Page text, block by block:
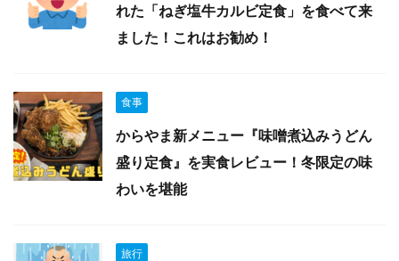
れた「ねぎ塩牛カルビ定食」を食べて来
ました！これはお勧め！
食事
からやま新メニュー『味噌煮込みうどん
盛り定食』を実食レビュー！冬限定の味
わいを堪能
旅行